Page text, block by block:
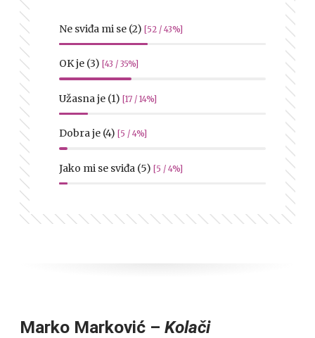
Ne sviđa mi se (2) [52 / 43%]
OK je (3) [43 / 35%]
Užasna je (1) [17 / 14%]
Dobra je (4) [5 / 4%]
Jako mi se sviđa (5) [5 / 4%]
Marko Marković – Kolači